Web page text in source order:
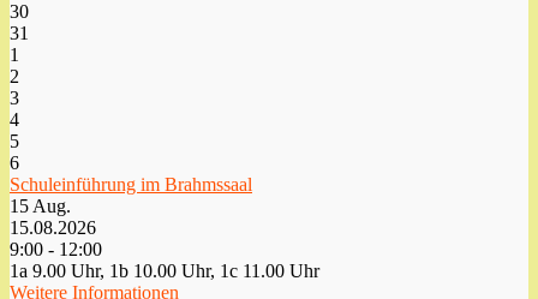
30
31
1
2
3
4
5
6
Schuleinführung im Brahmssaal
15 Aug.
15.08.2026
9:00 - 12:00
1a 9.00 Uhr, 1b 10.00 Uhr, 1c 11.00 Uhr
Weitere Informationen